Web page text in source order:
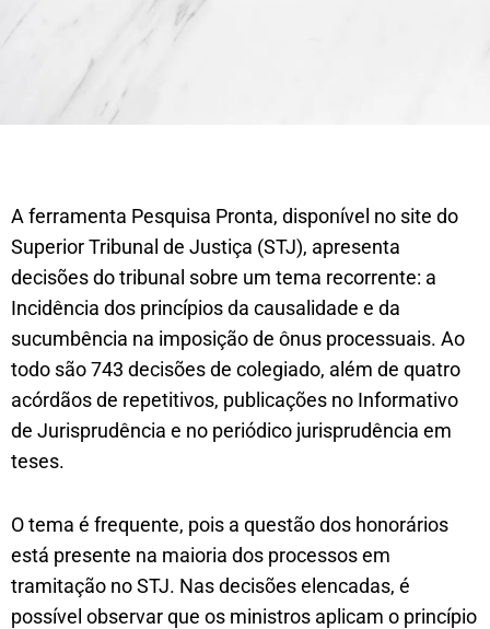
A ferramenta Pesquisa Pronta, disponível no site do
Superior Tribunal de Justiça (STJ), apresenta
decisões do tribunal sobre um tema recorrente: a
Incidência dos princípios da causalidade e da
sucumbência na imposição de ônus processuais. Ao
todo são 743 decisões de colegiado, além de quatro
acórdãos de repetitivos, publicações no Informativo
de Jurisprudência e no periódico jurisprudência em
teses.
O tema é frequente, pois a questão dos honorários
está presente na maioria dos processos em
tramitação no STJ. Nas decisões elencadas, é
possível observar que os ministros aplicam o princípio